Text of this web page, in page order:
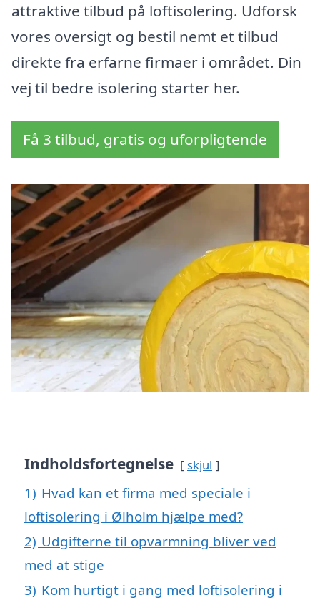
attraktive tilbud på loftisolering. Udforsk
vores oversigt og bestil nemt et tilbud
direkte fra erfarne firmaer i området. Din
vej til bedre isolering starter her.
Få 3 tilbud, gratis og uforpligtende
Indholdsfortegnelse skjul
1) Hvad kan et firma med speciale i
loftisolering i Ølholm hjælpe med?
2) Udgifterne til opvarmning bliver ved
med at stige
3) Kom hurtigt i gang med loftisolering i